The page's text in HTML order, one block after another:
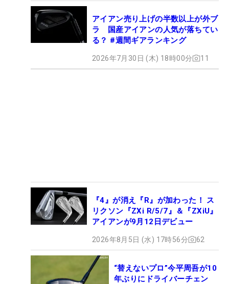
アイアン売り上げの半数以上が外ブ
ラ 国産アイアンの人気が落ちてい
る？ #週間ギアランキング
2026年7月30日 (木) 18時00分 11
『4』が消え『R』が加わった！ ス
リクソン『ZXi R/5/7』＆『ZXiU』
アイアンが9月12日デビュー
2026年8月5日 (水) 17時56分 62
“替えないプロ”今平周吾が10
年ぶりにドライバーチェン